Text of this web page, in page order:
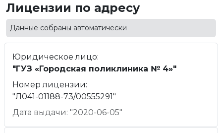
Лицензии по адресу
Данные собраны автоматически
Юридическое лицо:
"ГУЗ «Городская поликлиника № 4»"
Номер лицензии:
"Л041-01188-73/00555291"
Дата выдачи: "2020-06-05"